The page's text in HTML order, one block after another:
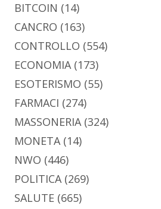
BITCOIN (14)
CANCRO (163)
CONTROLLO (554)
ECONOMIA(173)
ESOTERISMO (55)
FARMACI (274)
MASSONERIA(324)
MONETA(14)
NWO (446)
POLITICA(269)
SALUTE (665)